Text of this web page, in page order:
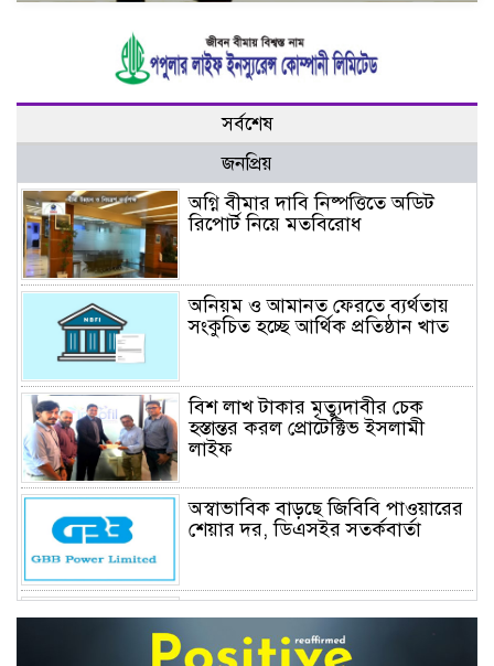
সর্বশেষ
জনপ্রিয়
অগ্নি বীমার দাবি নিষ্পত্তিতে অডিট
রিপোর্ট নিয়ে মতবিরোধ
অনিয়ম ও আমানত ফেরতে ব্যর্থতায়
সংকুচিত হচ্ছে আর্থিক প্রতিষ্ঠান খাত
বিশ লাখ টাকার মৃত্যুদাবীর চেক
হস্তান্তর করল প্রোটেক্টিভ ইসলামী
লাইফ
অস্বাভাবিক বাড়ছে জিবিবি পাওয়ারের
শেয়ার দর, ডিএসইর সতর্কবার্তা
ও প্রশিক্ষণের বিশেষায়িত প্রতিষ্ঠান
বিএএসএম